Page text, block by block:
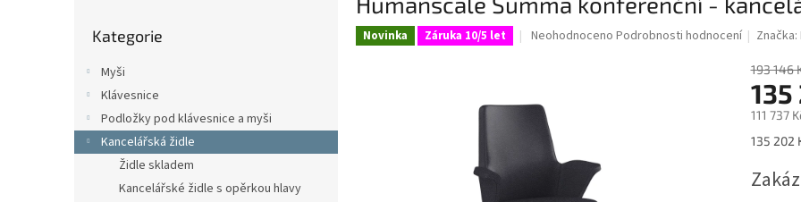
kategorie
Kategorie
Myši
Klávesnice
Podložky pod klávesnice a myši
Kancelářská židle
Židle skladem
Kancelářské židle s opěrkou hlavy
Novinka Záruka 10/5 let
Průměrné
0,0
hvězdiček.
Neohodnoceno Podrobnosti hodnocení Značka:
193 146
135
111 737
Měrná
135 202